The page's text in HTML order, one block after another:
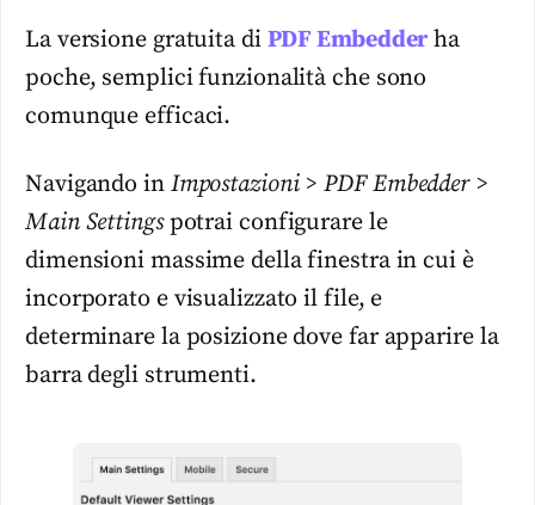
La versione gratuita di PDF Embedderha
poche, semplici funzionalità che sono
comunque efficaci.
Navigando in Impostazioni >PDF Embedder >
Main Settingspotrai configurare le
dimensioni massime della finestra in cui è
incorporato e visualizzato il file, e
determinare la posizione dove far apparire la
barra degli strumenti.